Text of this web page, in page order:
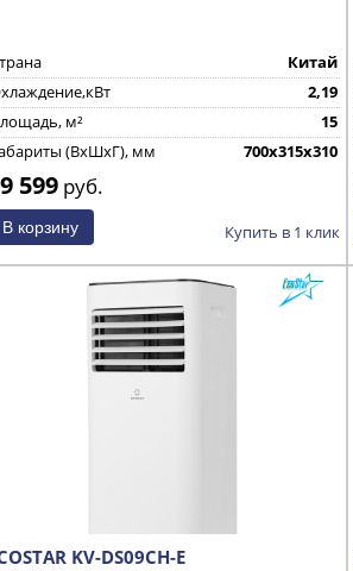
Китай
2,19
м²
15
(ВхШхГ), мм
700x315x310
599 руб.
Купить в 1 клик
KV-DS09CH-E